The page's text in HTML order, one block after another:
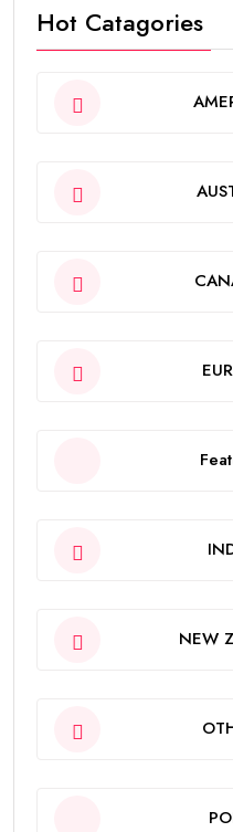
Hot Catagories
NEW